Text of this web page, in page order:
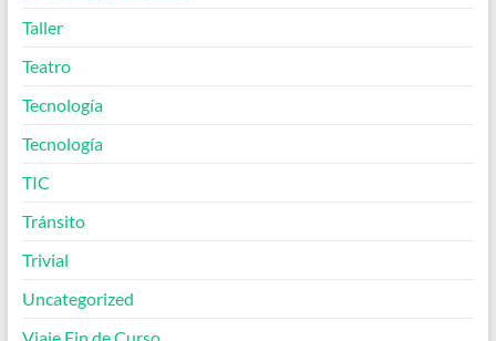
Taller
Teatro
Tecnología
Tecnología
TIC
Tránsito
Trivial
Uncategorized
Viaje Fin de Curso